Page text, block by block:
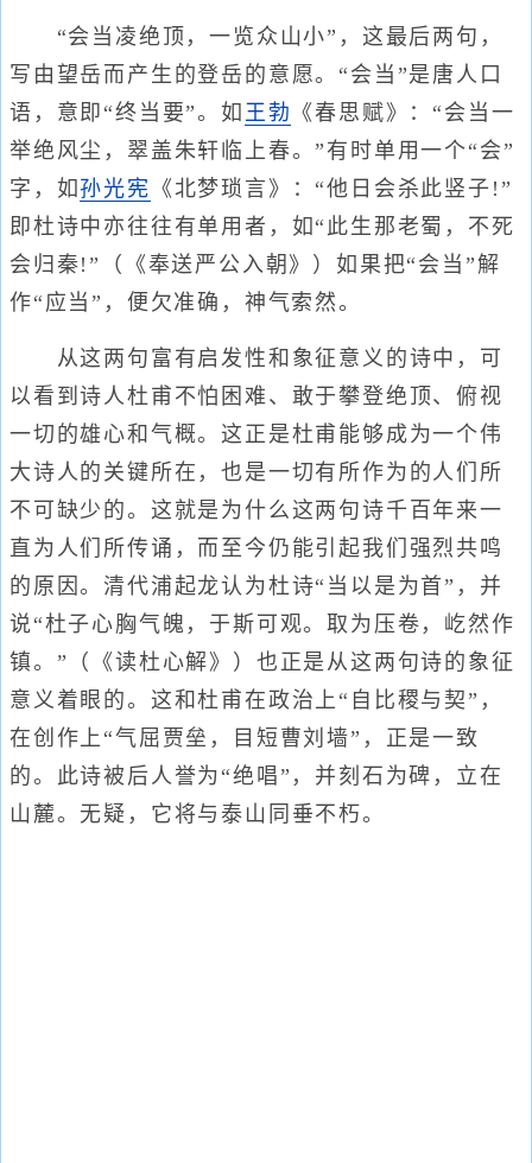
“会当凌绝顶，一览众山小”，这最后两句，
写由望岳而产生的登岳的意愿。“会当”是唐人口
语，意即“终当要”。如 王勃 《春思赋》：“会当一
举绝风尘，翠盖朱轩临上春。”有时单用一个“会”
字，如孙光宪 《北梦琐言》：“他日会杀此竖子!”
即杜诗中亦往往有单用者，如“此生那老蜀，不死
会归秦!”（《奉送严公入朝》）如果把“会当”解
作“应当”，便欠准确，神气索然。
从这两句富有启发性和象征意义的诗中，可
以看到诗人杜甫不怕困难、敢于攀登绝顶、俯视
一切的雄心和气概。这正是杜甫能够成为一个伟
大诗人的关键所在，也是一切有所作为的人们所
不可缺少的。这就是为什么这两句诗千百年来一
直为人们所传诵，而至今仍能引起我们强烈共鸣
的原因。清代浦起龙认为杜诗“当以是为首”，并
说“杜子心胸气魄，于斯可观。取为压卷，屹然作
镇。”（《读杜心解》）也正是从这两句诗的象征
意义着眼的。这和杜甫在政治上“自比稷与契”，
在创作上“气屈贾垒，目短曹刘墙”，正是一致
的。此诗被后人誉为“绝唱”，并刻石为碑，立在
山麓。无疑，它将与泰山同垂不朽。